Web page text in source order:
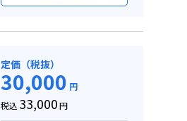
定価（税抜）
30,000 円
税込 33,000円